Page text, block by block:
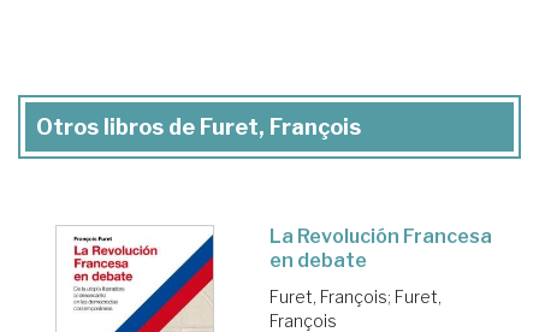
Otros libros de Furet, François
La Revolución Francesa
en debate
Furet, François; Furet,
François